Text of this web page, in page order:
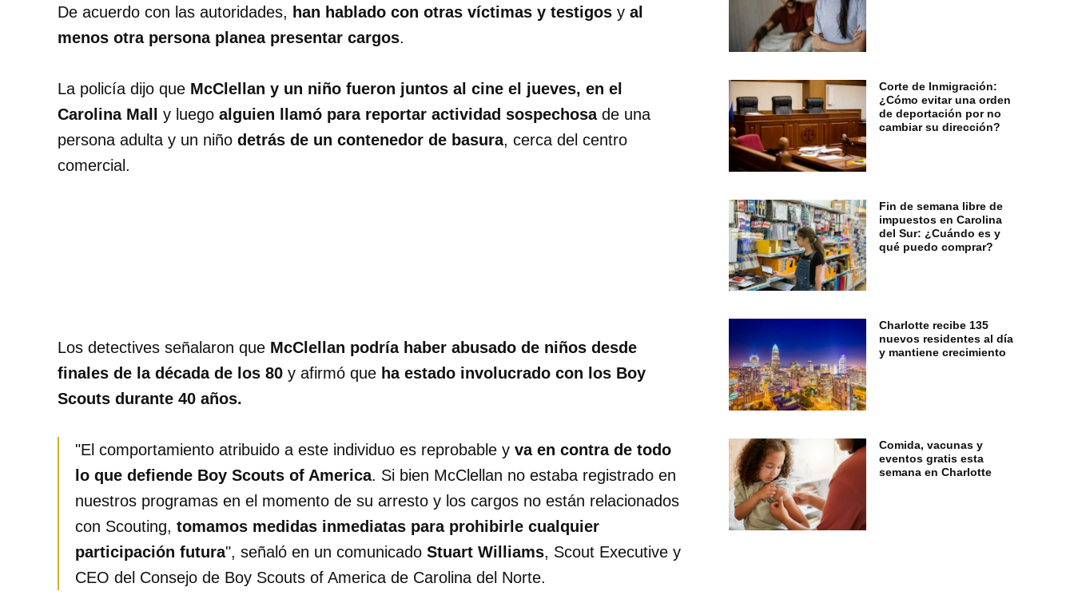
De acuerdo con las autoridades, han hablado con otras víctimas y testigos y al
menos otra persona planea presentar cargos.
La policía dijo que McClellan y un niño fueron juntos al cine el jueves, en el
Carolina Mall
y luego alguien llamó para reportar actividad sospechosa de una
persona adulta y un niño detrás de un contenedor de basura, cerca del centro
comercial.
Los detectives señalaron que McClellan podría haber abusado de niños desde
finales de la década de los 80 y afirmó que ha estado involucrado con los Boy
Scouts durante 40 años.
"El comportamiento atribuido a este individuo es reprobable y va en contra de todo
lo que defiende Boy Scouts of America. Si bien McClellan no estaba registrado en
nuestros programas en el momento de su arresto y los cargos no están relacionados
con Scouting, tomamos medidas inmediatas para prohibirle cualquier
participación futura", señaló en un comunicado Stuart Williams, Scout Executive y
CEO del Consejo de Boy Scouts of America de Carolina del Norte.
Corte de Inmigración:
¿Cómo evitar una orden
de deportación por no
cambiar su dirección?
Fin de semana libre de
impuestos en Carolina
del Sur: ¿Cuándo es y
qué puedo comprar?
Charlotte recibe 135
nuevos residentes al día
y mantiene crecimiento
Comida, vacunas y
eventos gratis esta
semana en Charlotte